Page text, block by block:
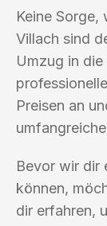
Keine
Villach sind
Umzug in
Preisen an
Bevor wir dir
können,
dir erfahren,